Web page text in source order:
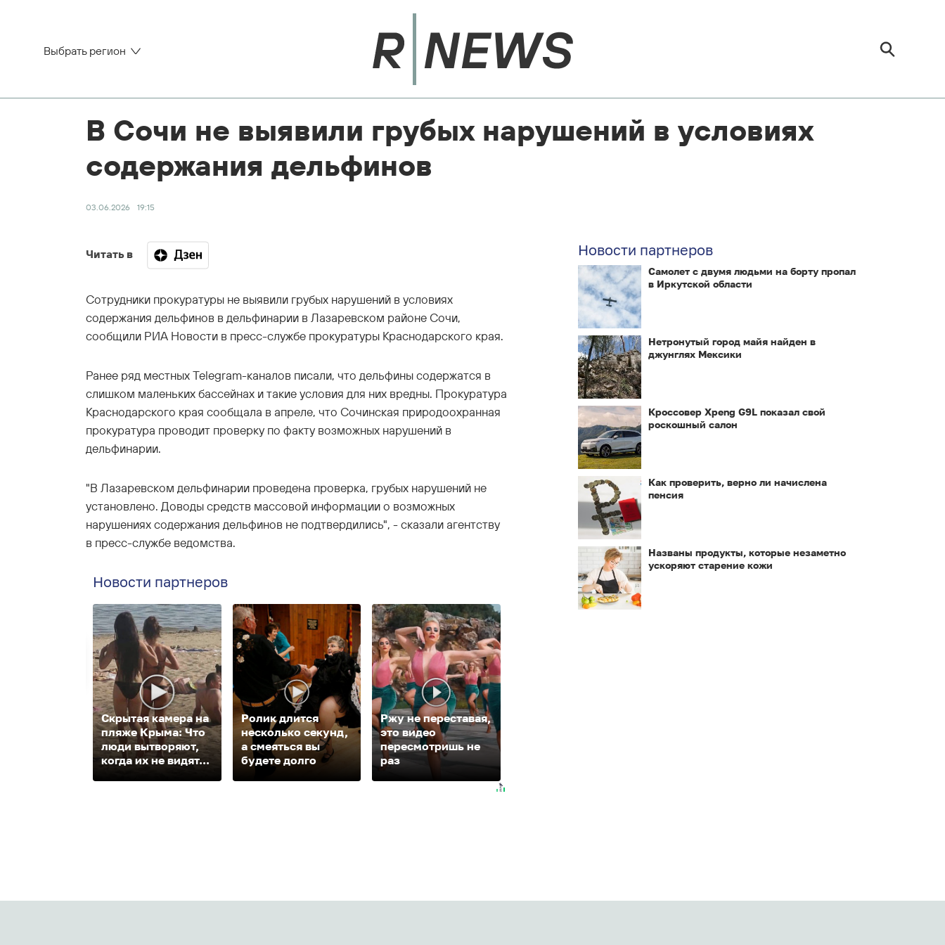
Выбрать регион
В Сочи не выявили грубых нарушений в условиях
содержания дельфинов
03.06.2026 19:15
Читать в
Сотрудники прокуратуры не выявили грубых нарушений в условиях
содержания дельфинов в дельфинарии в Лазаревском районе Сочи,
сообщили РИА Новости в пресс-службе прокуратуры Краснодарского края.
Ранее ряд местных Telegram-каналов писали, что дельфины содержатся в
слишком маленьких бассейнах и такие условия для них вредны. Прокуратура
Краснодарского края сообщала в апреле, что Сочинская природоохранная
прокуратура проводит проверку по факту возможных нарушений в
дельфинарии.
"В Лазаревском дельфинарии проведена проверка, грубых нарушений не
установлено. Доводы средств массовой информации о возможных
нарушениях содержания дельфинов не подтвердились", - сказали агентству
в пресс-службе ведомства.
Новости партнеров
Скрытая камера на
пляже Крыма: Что
люди вытворяют,
когда их не видят...
Ролик длится
несколько секунд,
а смеяться вы
будете долго
Ржу не переставая,
это видео
пересмотришь не
раз
Новости партнеров
Самолет с двумя людьми на борту пропал
в Иркутской области
Нетронутый город майя найден в
джунглях Мексики
Кроссовер Xpeng G9L показал свой
роскошный салон
Как проверить, верно ли начислена
пенсия
Названы продукты, которые незаметно
ускоряют старение кожи